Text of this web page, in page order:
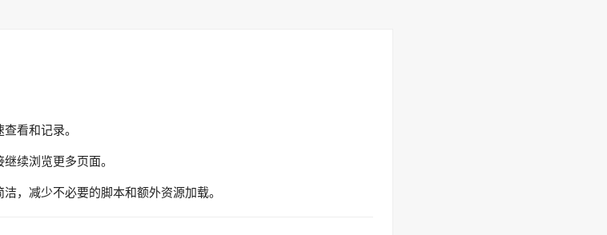
看和记录。
续浏览更多页面。
，减少不必要的脚本和额外资源加载。